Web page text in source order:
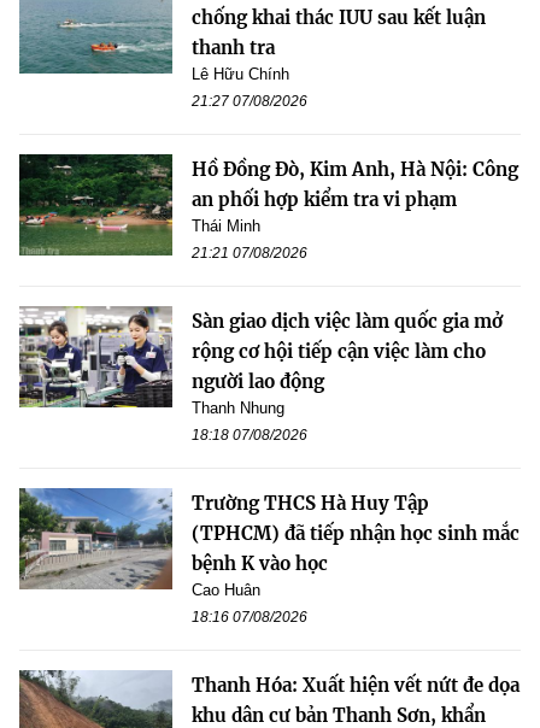
chống khai thác IUU sau kết luận
thanh tra
Lê Hữu Chính
21:27 07/08/2026
Hồ Đồng Đò, Kim Anh, Hà Nội: Công
an phối hợp kiểm tra vi phạm
Thái Minh
21:21 07/08/2026
Sàn giao dịch việc làm quốc gia mở
rộng cơ hội tiếp cận việc làm cho
người lao động
Thanh Nhung
18:18 07/08/2026
Trường THCS Hà Huy Tập
(TPHCM) đã tiếp nhận học sinh mắc
bệnh K vào học
Cao Huân
18:16 07/08/2026
Thanh Hóa: Xuất hiện vết nứt đe dọa
khu dân cư bản Thanh Sơn, khẩn